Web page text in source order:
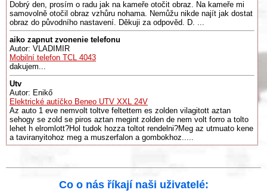
Dobrý den, prosím o radu jak na kameře otočit obraz. Na kameře mi
samovolně otočil obraz vzhůru nohama. Nemůžu nikde najít jak dostat
obraz do původního nastavení. Děkuji za odpověd. D. ...
aiko zapnut zvonenie telefonu
Autor: VLADIMIR
Mobilní telefon TCL 4043
dakujem...
Utv
Autor: Enikő
Elektrické autíčko Beneo UTV XXL 24V
Az auto 1 eve nemvolt toltve feltettem es zolden vilagitott aztan
sehogy se zold se piros aztan megint zolden de nem volt forro a tolto
lehet h elromlott?Hol tudok hozza toltot rendelni?Meg az utmuato kene
a taviranyitohoz meg a muszerfalon a gombokhoz.....
Co o nás říkají naši uživatelé: